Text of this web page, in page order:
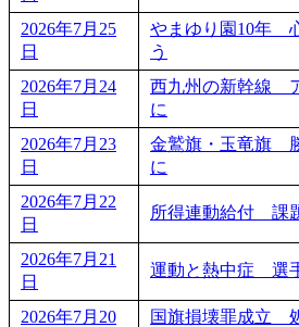
2026年7月25
日
やまゆり園10年
う
2026年7月24
日
西九州の新幹線
に
2026年7月23
日
金鷲旗・玉竜旗
に
2026年7月22
日
所得連動給付 課
2026年7月21
日
運動と熱中症 選
2026年7月20
国旗損壊罪成立